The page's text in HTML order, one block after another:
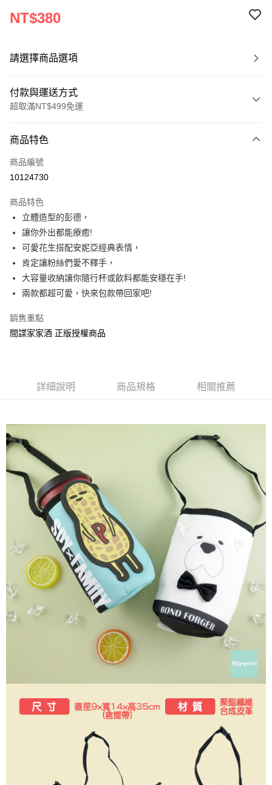
NT$380
請選擇商品選項
付款與運送方式
超取滿NT$499免運
信用卡一次付款
超商取貨付款
Apple Pay
街口支付
悠遊付
AFTEE先享後付
相關說明
AFTEE先享後付是「在收到商品之後才付款」的支付方式。 讓您購物簡單
便利好安心！
【「AFTEE先享後付」結帳流程】
ATM／網路銀行／等多元方式進行付款，方視為交易完成。
※ 請注意：結帳手續完成當下不需立刻繳費，但若您需要取消訂單，請聯絡
購買商品的店家。未經商家同意取消之訂單仍視為有效，需透過AFTEE先享
後付繳納相關費用。
※ 交易是否成功請以「AFTEE先享後付 」之結帳頁面顯示為準，若有關於
是否繳費成功／繳費後需取消欲退款等相關疑問，請聯繫「AFTEE先享後付
客戶支援中心」 https://netprotections.freshdesk.com/support/home
【注意事項】
１．透過由恩沛科技股份有限公司提供之「AFTEE先享後付」服務完成之交
易，需依本服務之必要範圍內提供個人資料，並將交易相關給付款項請求債
權轉讓予恩沛科技股份有限公司。
２．關於個人資料處理事宜，請瀏覽以下網址：
https://aftee.tw/terms/#terms3
３．未成年的使用者請事先徵得法定代理人或監護人之同意方可使用
「AFTEE先享後付」，若未經同意申辦者引起之損失，本公司不負相關責
任。
４．使用「AFTEE先享後付」時，將依據個別帳號之用戶狀況，依本公司即
時審查核予不同之上限額度；若仍有額度不足之情形，本公司將視審查結果
５．嚴禁一人註冊多個帳號或使用他人資訊註冊。若發現惡意使用之情形，
ATM付款
每筆NT$60，滿NT$499(含以上)免運費
每筆NT$60，滿NT$499(含以上)免運費
7-11付款取貨
每筆NT$60，滿NT$499(含以上)免運費
付款後7-11取貨
每筆NT$60，滿NT$499(含以上)免運費
每筆NT$120，滿NT$499(含以上)免運費
海外宅配 查看運費
商品特色
商品編號
10124730
商品特色
立體造型的彭德，
讓你外出都能療癒!
可愛花生搭配安妮亞經典表情，
肯定讓粉絲們愛不釋手，
大容量收納讓你隨行杯或飲料都能安穩在手!
兩款都超可愛，快來包款帶回家吧!
銷售重點
間諜家家酒 正版授權商品
詳細說明 商品規格 相關推薦